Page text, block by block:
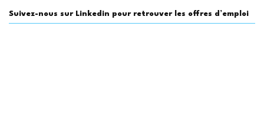
Suivez-nous sur Linkedin pour retrouver les offres d’emploi